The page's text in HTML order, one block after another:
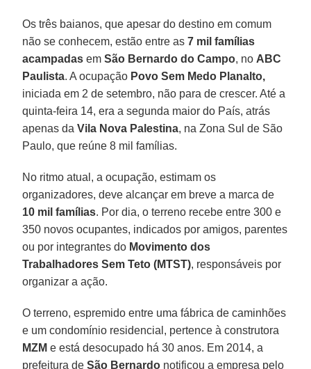
Os três baianos, que apesar do destino em comum
não se conhecem, estão entre as7 mil famílias
acampadas emSão Bernardo do Campo, no ABC
Paulista. A ocupação Povo Sem Medo Planalto,
iniciada em 2 de setembro, não para de crescer. Até a
quinta-feira 14, era a segunda maior do País, atrás
apenas daVila Nova Palestina, na Zona Sul de São
Paulo, que reúne 8 mil famílias.
No ritmo atual, a ocupação, estimam os
organizadores, deve alcançar em breve a marca de
10 mil famílias. Por dia, o terreno recebe entre 300 e
350 novos ocupantes, indicados por amigos, parentes
ou por integrantes do Movimento dos
Trabalhadores Sem Teto (MTST), responsáveis por
organizar a ação.
O terreno, espremido entre uma fábrica de caminhões
e um condomínio residencial, pertence à construtora
MZM e está desocupado há 30 anos. Em 2014, a
prefeitura deSão Bernardo notificou a empresa pelo